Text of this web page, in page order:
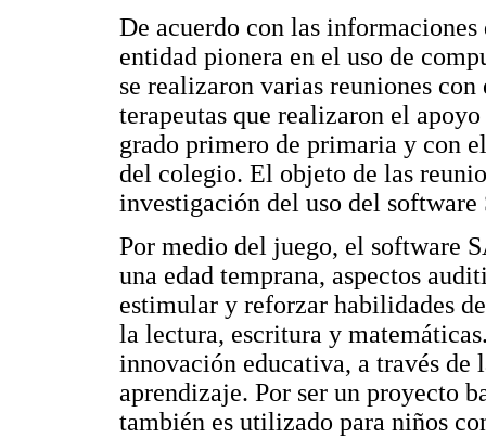
De acuerdo con las informaciones
entidad pionera en el uso de
se realizaron varias reuniones
terapeutas que realizaron el
grado primero de primaria y con
del colegio. El objeto de las
investigación del uso del
Por medio del juego, el software
una edad temprana, aspectos
estimular y reforzar habilidades
la lectura, escritura y
innovación educativa, a través de
aprendizaje. Por ser un proyecto
también es utilizado para niños